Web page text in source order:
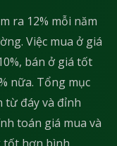
ra 12% mỗi năm
Việc mua ở giá
bán ở giá tốt
nữa. Tổng mục
từ đáy và đỉnh
toán giá mua và